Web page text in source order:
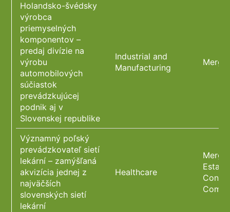
Holandsko-švédsky
výrobca
priemyselných
komponentov –
predaj divízie na
výrobu
automobilových
súčiastok
prevádzkujúcej
podnik aj v
Slovenskej republike
Industrial and
Manufacturing
Významný poľský
prevádzkovateľ sietí
lekární – zamýšľaná
akvizícia jednej z
najväčších
slovenských sietí
lekární
Healthcare
Estate